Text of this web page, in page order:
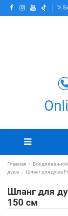
Главная Всё для
душа
Шланг для душа
Шланг для
150 см